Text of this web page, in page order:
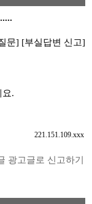
문] [부실답변 신고]
요.
221.151.109.xxx
광고글로 신고하기